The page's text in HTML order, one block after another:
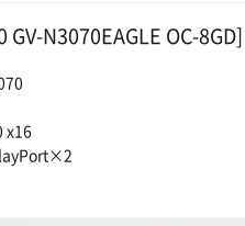
N3070EAGLE OC-8GD]
x16